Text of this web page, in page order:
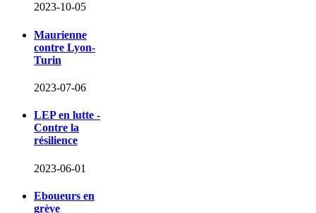
2023-10-05
Maurienne
contre Lyon-
Turin
2023-07-06
LEP en lutte -
Contre la
résilience
2023-06-01
Eboueurs en
grève